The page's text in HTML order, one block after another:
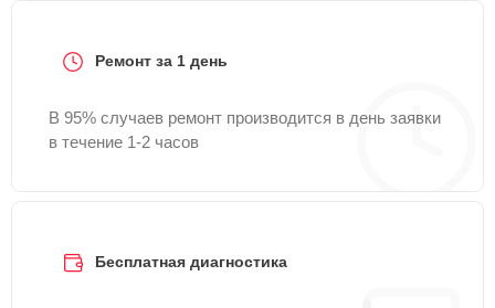
Ремонт за 1 день
В 95% случаев ремонт производится в день заявки
в течение 1-2 часов
Бесплатная диагностика